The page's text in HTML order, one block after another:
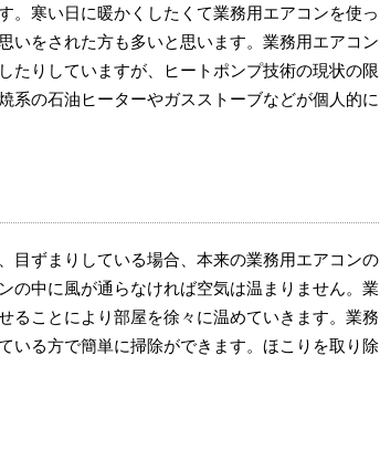
。寒い日に暖かくしたくて業務用エアコンを使っ
いをされた方も多いと思います。業務用エアコン
たりしていますが、ヒートポンプ技術の現状の限
系の石油ヒーターやガスストーブなどが個人的に
目ずまりしている場合、本来の業務用エアコンの
の中に風が通らなければ空気は温まりません。業
ることにより部屋を徐々に温めていきます。業務
いる方で簡単に掃除ができます。ほこりを取り除